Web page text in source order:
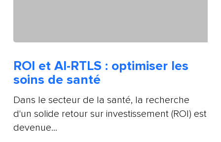
ROI et AI-RTLS : optimiser les
soins de santé
Dans le secteur de la santé, la recherche
d'un solide retour sur investissement (ROI) est
devenue...